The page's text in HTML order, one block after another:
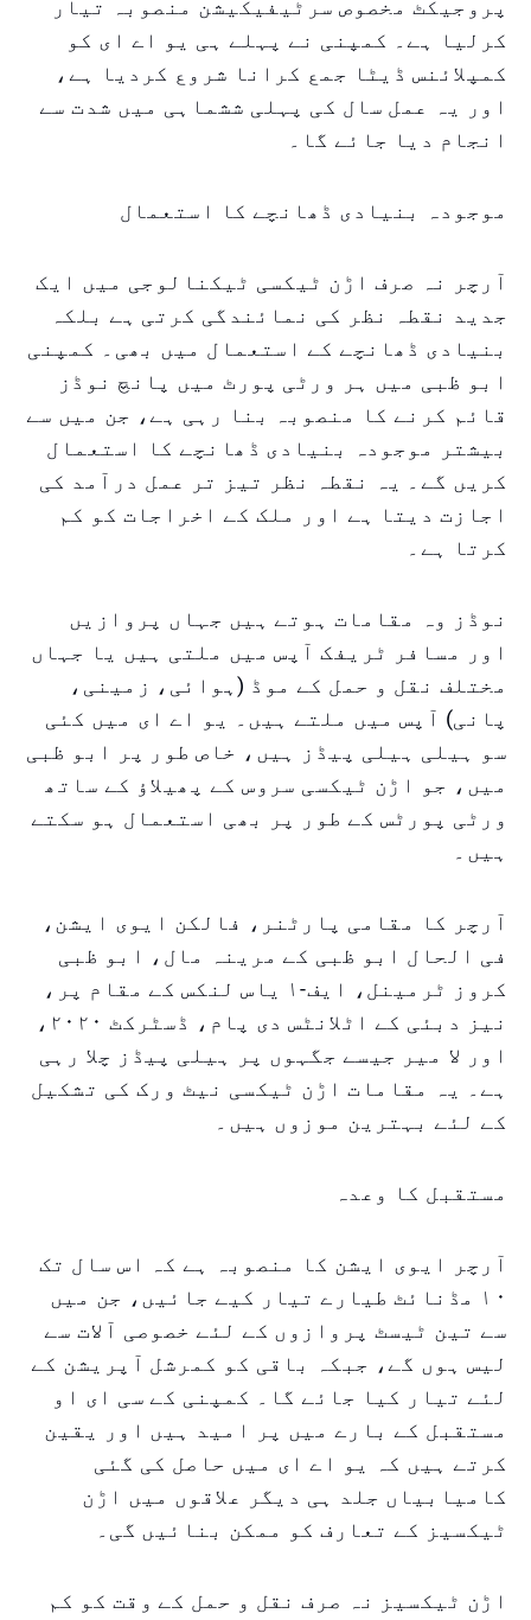
پروجیکٹ مخصوص سرٹیفیکیشن منصوبہ تیار
کرلیا ہے۔ کمپنی نے پہلے ہی یو اے ای کو
کمپلائنس ڈیٹا جمع کرانا شروع کردیا ہے،
اور یہ عمل سال کی پہلی ششماہی میں شدت سے
انجام دیا جائے گا۔
موجودہ بنیادی ڈھانچے کا استعمال
آرچر نہ صرف اڑن ٹیکسی ٹیکنالوجی میں ایک
جدید نقطہ نظر کی نمائندگی کرتی ہے بلکہ
بنیادی ڈھانچے کے استعمال میں بھی۔ کمپنی
ابو ظبی میں ہر ورٹی پورٹ میں پانچ نوڈز
قائم کرنے کا منصوبہ بنا رہی ہے، جن میں سے
بیشتر موجودہ بنیادی ڈھانچے کا استعمال
کریں گے۔ یہ نقطہ نظر تیز تر عمل درآمد کی
اجازت دیتا ہے اور ملک کے اخراجات کو کم
کرتا ہے۔
نوڈز وہ مقامات ہوتے ہیں جہاں پروازیں
اور مسافر ٹریفک آپس میں ملتی ہیں یا جہاں
مختلف نقل و حمل کے موڈ (ہوائی، زمینی،
پانی) آپس میں ملتے ہیں۔ یو اے ای میں کئی
سو ہیلی ہیلی پیڈز ہیں، خاص طور پر ابو ظبی
میں، جو اڑن ٹیکسی سروس کے پھیلاؤ کے ساتھ
ورٹی پورٹس کے طور پر بھی استعمال ہو سکتے
ہیں۔
آرچر کا مقامی پارٹنر، فالکن ایوی ایشن،
فی الحال ابو ظبی کے مرینہ مال، ابو ظبی
کروز ٹرمینل، ایف-۱ یاس لنکس کے مقام پر،
نیز دبئی کے اٹلانٹس دی پام، ڈسٹرکٹ ۲۰۲۰،
اور لا میر جیسے جگہوں پر ہیلی پیڈز چلا رہی
ہے۔ یہ مقامات اڑن ٹیکسی نیٹ ورک کی تشکیل
کے لئے بہترین موزوں ہیں۔
مستقبل کا وعدہ
آرچر ایوی ایشن کا منصوبہ ہے کہ اس سال تک
۱۰ مڈنائٹ طیارے تیار کیے جائیں، جن میں
سے تین ٹیسٹ پروازوں کے لئے خصوصی آلات سے
لیس ہوں گے، جبکہ باقی کو کمرشل آپریشن کے
لئے تیار کیا جائے گا۔ کمپنی کے سی ای او
مستقبل کے بارے میں پر امید ہیں اور یقین
کرتے ہیں کہ یو اے ای میں حاصل کی گئی
کامیابیاں جلد ہی دیگر علاقوں میں اڑن
ٹیکسیز کے تعارف کو ممکن بنائیں گی۔
اڑن ٹیکسیز نہ صرف نقل و حمل کے وقت کو کم